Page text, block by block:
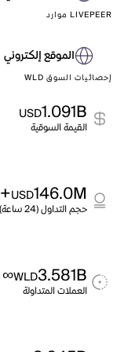
LIVEPEER موارد
الموقع إلكتروني
إحصائيات السوق WLD
1.091B
USD
القيمة السوقية
146.0M
USD
+6.88%
حجم التداول (24 ساعة)
3.581B
WLD
∞
العملات المتداولة